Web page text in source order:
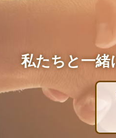
私たちと一緒